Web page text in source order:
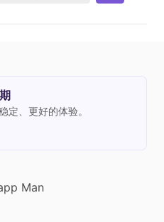
定、更好的体验。
Man